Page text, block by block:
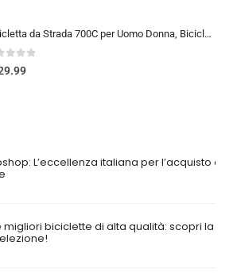
Bicicletta da Strada 700C per Uomo Donna, Bicicletta da Corsa con Freno a Disco 24/27/30 velocità, Telaio in Acciaio ad Al…
of 5
L’eccellenza italiana per l’acquisto di
migliori biciclette di alta qualità: scopri la